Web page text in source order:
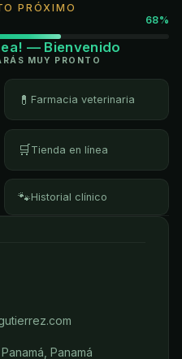
PRÓXIMO
68%
— Bienvenido
MUY PRONTO
💊 Farmacia veterinaria
🛒Tienda en línea
🐾Historial clínico
Panamá